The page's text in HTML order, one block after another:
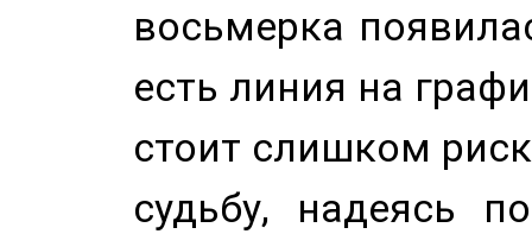
восьмерка
есть линия на
стоит слишком
судьбу, надеясь